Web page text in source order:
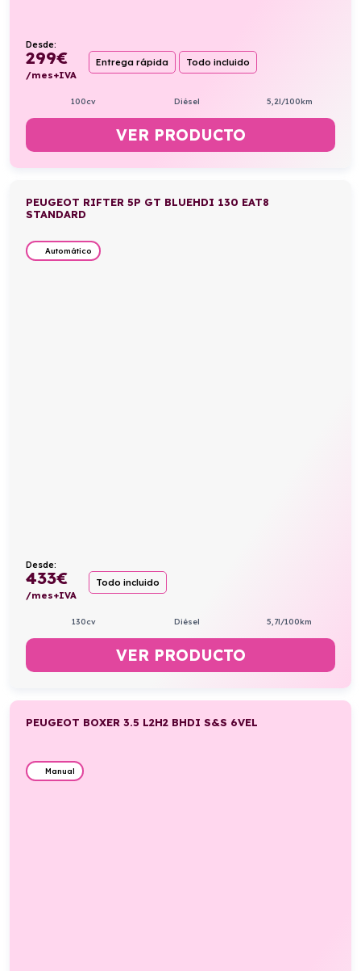
Desde:
299€
/mes+IVA
Entrega rápida Todo incluido
100cv Diésel 5,2l/100km
VER PRODUCTO
PEUGEOT RIFTER 5P GT BLUEHDI 130 EAT8
STANDARD
Automático
Desde:
433€
/mes+IVA
Todo incluido
130cv Diésel 5,7l/100km
VER PRODUCTO
PEUGEOT BOXER 3.5 L2H2 BHDI S&S 6VEL
Manual